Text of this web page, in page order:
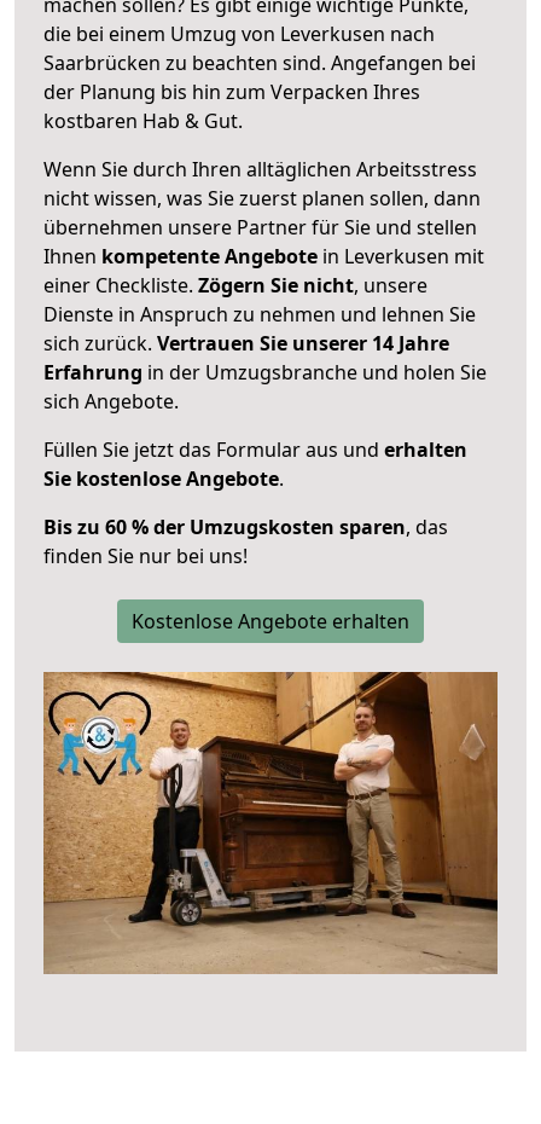
die bei einem Umzug von Leverkusen nach
Saarbrücken zu beachten sind. Angefangen bei
der Planung bis hin zum Verpacken Ihres
kostbaren Hab & Gut.
Wenn Sie durch Ihren alltäglichen Arbeitsstress
nicht wissen, was Sie zuerst planen sollen, dann
übernehmen unsere Partner für Sie und stellen
Ihnen kompetente Angebote in Leverkusen mit
einer Checkliste. Zögern Sie nicht, unsere
Dienste in Anspruch zu nehmen und lehnen Sie
sich zurück. Vertrauen Sie unserer 14 Jahre
Erfahrung in der Umzugsbranche und holen Sie
sich Angebote.
Füllen Sie jetzt das Formular aus und erhalten
Sie kostenlose Angebote.
Bis zu 60 % der Umzugskosten sparen, das
finden Sie nur bei uns!
Kostenlose Angebote erhalten